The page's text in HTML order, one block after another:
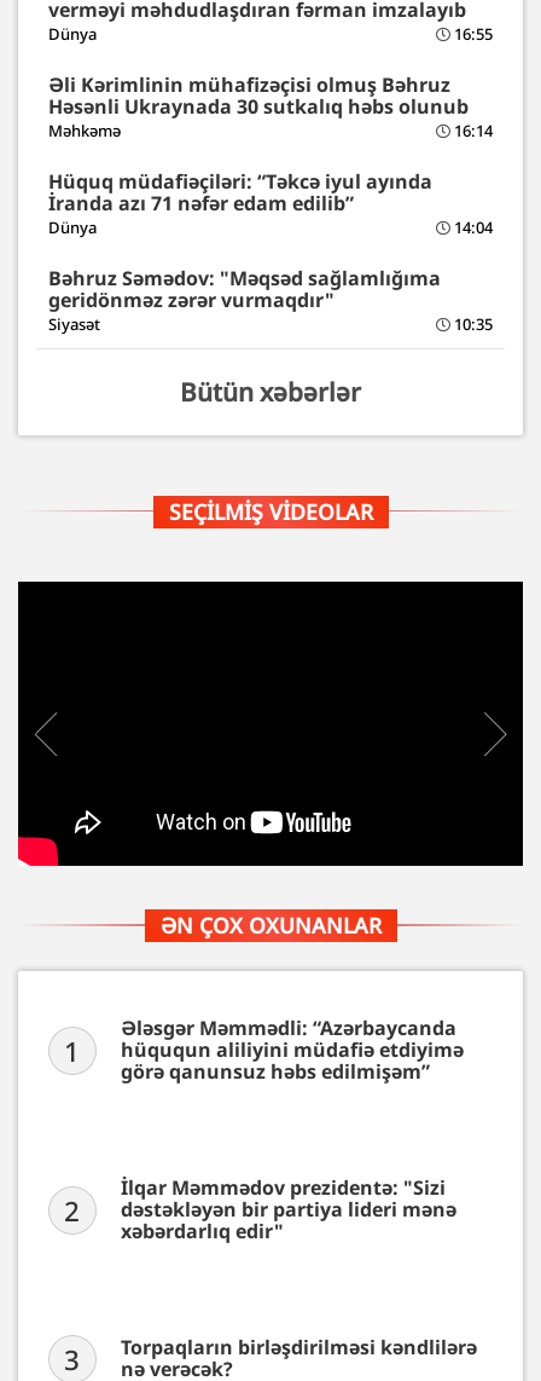
verməyi məhdudlaşdıran fərman imzalayıb
Dünya 16:55
Əli Kərimlinin mühafizəçisi olmuş Bəhruz
Həsənli Ukraynada 30 sutkalıq həbs olunub
Məhkəmə 16:14
Hüquq müdafiəçiləri: “Təkcə iyul ayında
İranda azı 71 nəfər edam edilib”
Dünya 14:04
Bəhruz Səmədov: "Məqsəd sağlamlığıma
geridönməz zərər vurmaqdır"
Siyasət 10:35
Bütün xəbərlər
SEÇILMIŞ VIDEOLAR
ƏN ÇOX OXUNANLAR
1
Ələsgər Məmmədli: “Azərbaycanda
hüququn aliliyini müdafiə etdiyimə
görə qanunsuz həbs edilmişəm”
2
İlqar Məmmədov prezidentə: "Sizi
dəstəkləyən bir partiya lideri mənə
xəbərdarlıq edir"
3
Torpaqların birləşdirilməsi kəndlilərə
nə verəcək?